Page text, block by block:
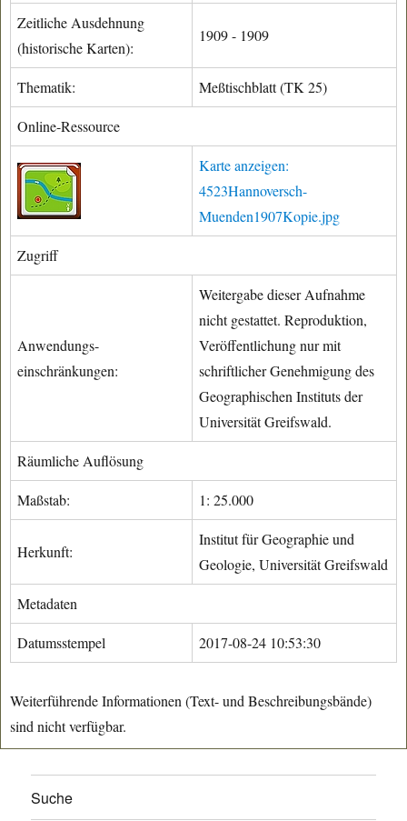
Zeitliche Ausdehnung
(historische Karten):
1909 - 1909
Thematik: Meßtischblatt (TK 25)
Online-Ressource
Karte anzeigen:
4523Hannoversch-
Muenden1907Kopie.jpg
Zugriff
Anwendungs-
einschränkungen:
Weitergabe dieser Aufnahme
nicht gestattet. Reproduktion,
Veröffentlichung nur mit
schriftlicher Genehmigung des
Geographischen Instituts der
Universität Greifswald.
Räumliche Auflösung
Maßstab: 1: 25.000
Herkunft:
Institut für Geographie und
Geologie, Universität Greifswald
Metadaten
Datumsstempel 2017-08-24 10:53:30
Weiterführende Informationen (Text- und Beschreibungsbände)
sind nicht verfügbar.
Suche